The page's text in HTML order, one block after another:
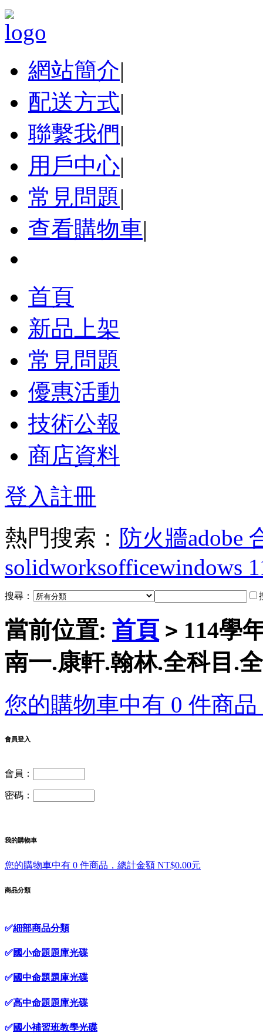
網站簡介|
配送方式|
聯繫我們|
用戶中心|
常見問題|
查看購物車|
首頁
新品上架
常見問題
優惠活動
技術公報
商店資料
登入註冊
熱門搜索： 防火牆adobe
solidworksofficewindows
搜尋：
當前位置: 首頁 > 114學
南一.康軒.翰林.全科目.
您的購物車中有 0 件商
會員登入
會員：
密碼：
我的購物車
您的購物車中有 0 件商品，總計金額 NT$0.00元
商品分類
✅細部商品分類
✅國小命題題庫光碟
✅國中命題題庫光碟
✅高中命題題庫光碟
✅國小補習班教學光碟